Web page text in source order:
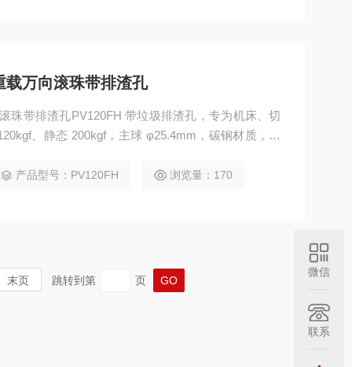
载万向滚珠带排渣孔
珠带排渣孔PV120FH 带垃圾排渣孔，专为机床、切
、静态 200kgf，主球 φ25.4mm，碳钢材质，法
产品型号：PV120FH 浏览量：170
末页 跳转到第 页
微信
联系